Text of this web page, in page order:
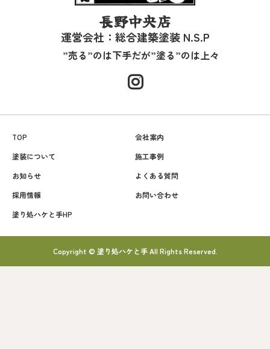
長野中央店
運営会社：総合建築塗装 N.S.P
”売る”のは下手だが”塗る”のは上々
TOP
会社案内
塗装について
施工事例
お知らせ
よくある質問
採用情報
お問い合わせ
塗り処ハケと手HP
Copyright © 塗り処ハケと手 All Rights Reserved.